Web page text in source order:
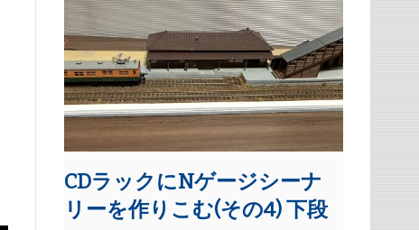
CDラックにNゲージシーナ
リーを作りこむ(その4) 下段